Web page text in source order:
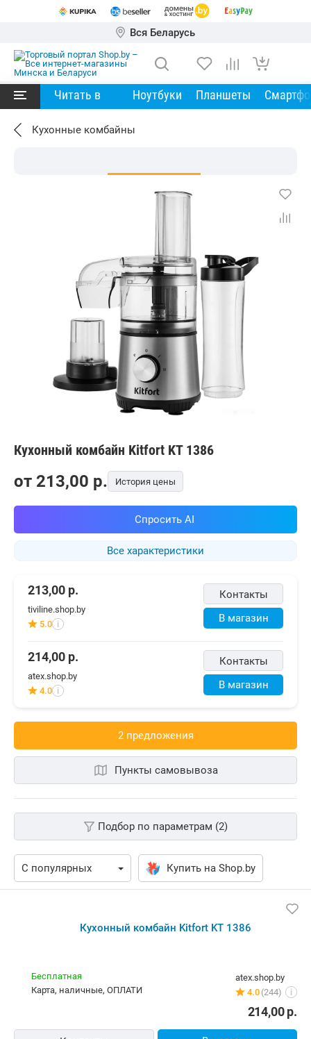
Вся Беларусь
Читать в Ноутбуки Планшеты
Кухонные комбайны
Кухонный комбайн Kitfort KT 1386
Все характеристики
от 213,00 p. История цены
Спросить AI
Контакты
В магазин
213,00 р.
tiviline.shop.by
5.0 i
Контакты
В магазин
214,00 р.
atex.shop.by
4.0 i
2 предложения
Пункты самовывоза
Подбор по параметрам (2)
Купить на Shop.by
Кухонный комбайн Kitfort KT 1386
atex.shop.by
4.0 (244) i
Бесплатная
карта, наличные, ОПЛАТИ
214,00р.